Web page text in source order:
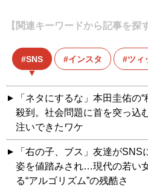
【関連キーワードから記事を探
SNS インスタ ツィ
「ネタにするな」本田圭佑の“
殺到。社会問題に首を突っ込
注いできたワケ
「右の子、ブス」友達がSNS
姿を値踏みされ…現代の若い
る“アルゴリズム”の残酷さ